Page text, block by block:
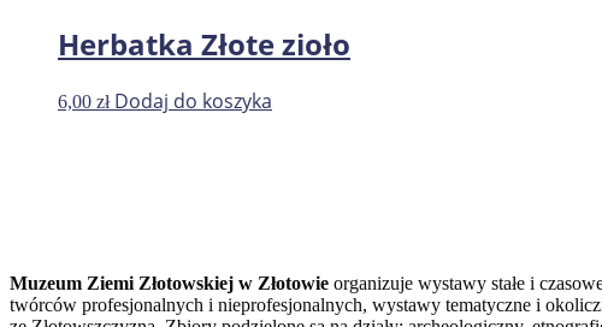
Herbatka Złote zioło
6,00 zł Dodaj do koszyka
Muzeum Ziemi Złotowskiej w Złotowie organizuje wystawy stałe i
twórców profesjonalnych i nieprofesjonalnych, wystawy tematyczne i